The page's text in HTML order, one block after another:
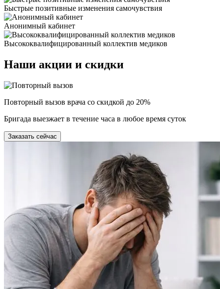
Быстрые позитивные изменения самочувствия
Анонимный кабинет
Высококвалифицированный коллектив медиков
Наши акции и скидки
Повторный вызов врача со скидкой до 20%
Бригада выезжает в течение часа в любое время суток
Заказать сейчас